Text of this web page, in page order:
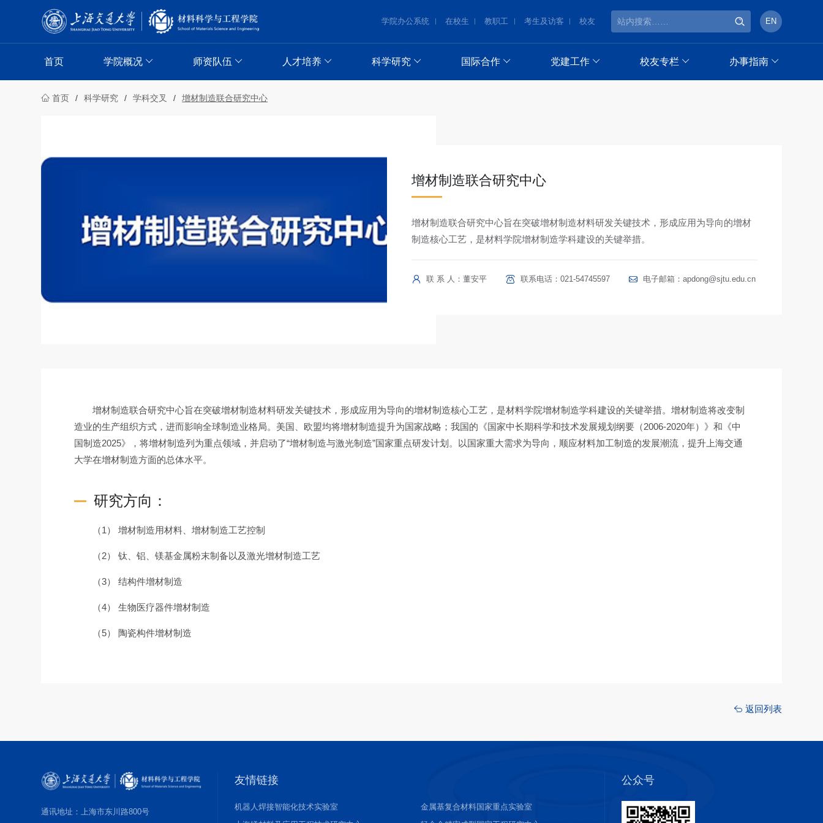
学院办公系统 在校生 教职工 考生及访客 校友 EN
首页 学院概况 师资队伍 人才培养 科学研究 国际合作 党建工作 校友专栏 办事指南
首页 / 科学研究 / 学科交叉 / 增材制造联合研究中心
增材制造联合研究中心
增材制造联合研究中心旨在突破增材制造材料研发关键技术，形成应用为导向的增材
制造核心工艺，是材料学院增材制造学科建设的关键举措。
联 系 人：董安平 联系电话：021-54745597 电子邮箱：apdong@sjtu.edu.cn
增材制造联合研究中心旨在突破增材制造材料研发关键技术，形成应用为导向的增材制造核心工艺，是材料学院增材制造学科建设的关键举措。增材制造将改变制
造业的生产组织方式，进而影响全球制造业格局。美国、欧盟均将增材制造提升为国家战略；我国的《国家中长期科学和技术发展规划纲要（2006-2020年）》和《中
国制造2025》，将增材制造列为重点领域，并启动了“增材制造与激光制造”国家重点研发计划。以国家重大需求为导向，顺应材料加工制造的发展潮流，提升上海交通
大学在增材制造方面的总体水平。
研究方向：
（1） 增材制造用材料、增材制造工艺控制
（2） 钛、铝、镁基金属粉末制备以及激光增材制造工艺
（3） 结构件增材制造
（4） 生物医疗器件增材制造
（5） 陶瓷构件增材制造
返回列表
通讯地址：上海市东川路800号
友情链接
机器人焊接智能化技术实验室
金属基复合材料国家重点实验室
公众号